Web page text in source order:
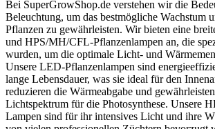
Bei SuperGrowShop.de verstehen wir die
Beleuchtung, um das bestmögliche Wachstum
Pflanzen zu gewährleisten. Wir bieten eine
und HPS/MH/CFL-Pflanzenlampen an, die
wurden, um die optimale Licht- und
Unsere LED-Pflanzenlampen sind
lange Lebensdauer, was sie ideal für den
reduzieren die Wärmeabgabe und
Lichtspektrum für die Photosynthese. Unsere
Lampen sind für ihr intensives Licht und ihre